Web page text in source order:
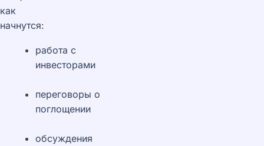
как
начнутся:
работа с
инвесторами
переговоры о
поглощении
обсуждения